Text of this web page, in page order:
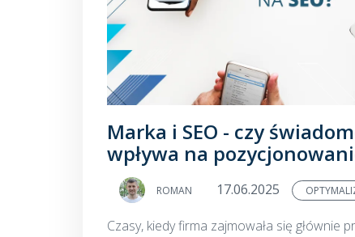
Marka i SEO - czy
wpływa na
ROMAN 17.06.2025
Czasy, kiedy firma zajmowała się głównie